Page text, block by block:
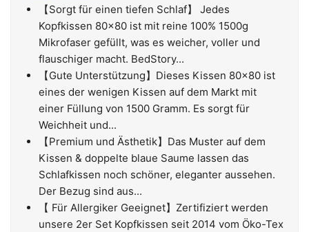
【Sorgt für einen tiefen Schlaf】 Jedes
Kopfkissen 80x80 ist mit reine 100% 1500g
Mikrofaser gefüllt, was es weicher, voller und
flauschiger macht. BedStory...
【Gute Unterstützung】Dieses Kissen 80x80 ist
eines der wenigen Kissen auf dem Markt mit
einer Füllung von 1500 Gramm. Es sorgt für
Weichheit und...
【Premium und Ästhetik】Das Muster auf dem
Kissen & doppelte blaue Saume lassen das
Schlafkissen noch schöner, eleganter aussehen.
Der Bezug sind aus...
【 Für Allergiker Geeignet】Zertifiziert werden
unsere 2er Set Kopfkissen seit 2014 vom Öko-Tex